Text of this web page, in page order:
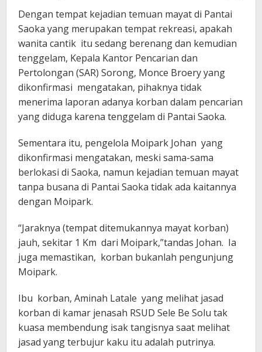
Dengan tempat kejadian temuan mayat di Pantai
Saoka yang merupakan tempat rekreasi, apakah
wanita cantik itu sedang berenang dan kemudian
tenggelam, Kepala Kantor Pencarian dan
Pertolongan (SAR) Sorong, Monce Broery yang
dikonfirmasi mengatakan, pihaknya tidak
menerima laporan adanya korban dalam pencarian
yang diduga karena tenggelam di Pantai Saoka.
Sementara itu, pengelola Moipark Johan yang
dikonfirmasi mengatakan, meski sama-sama
berlokasi di Saoka, namun kejadian temuan mayat
tanpa busana di Pantai Saoka tidak ada kaitannya
dengan Moipark.
“Jaraknya (tempat ditemukannya mayat korban)
jauh, sekitar 1 Km dari Moipark,”tandas Johan. Ia
juga memastikan, korban bukanlah pengunjung
Moipark.
Ibu korban, Aminah Latale yang melihat jasad
korban di kamar jenasah RSUD Sele Be Solu tak
kuasa membendung isak tangisnya saat melihat
jasad yang terbujur kaku itu adalah putrinya.